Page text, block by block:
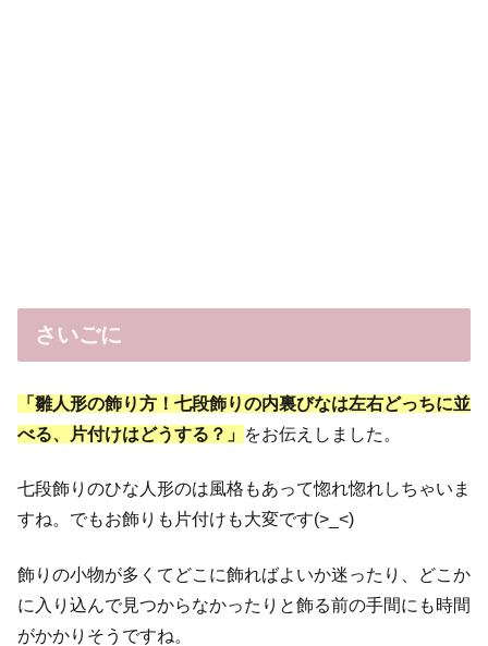
さいごに
「雛人形の飾り方！七段飾りの内裏びなは左右どっちに並
べる、片付けはどうする？」 をお伝えしました。
七段飾りのひな人形のは風格もあって惚れ惚れしちゃいま
すね。でもお飾りも片付けも大変です(>_<)
飾りの小物が多くてどこに飾ればよいか迷ったり、どこか
に入り込んで見つからなかったりと飾る前の手間にも時間
がかかりそうですね。